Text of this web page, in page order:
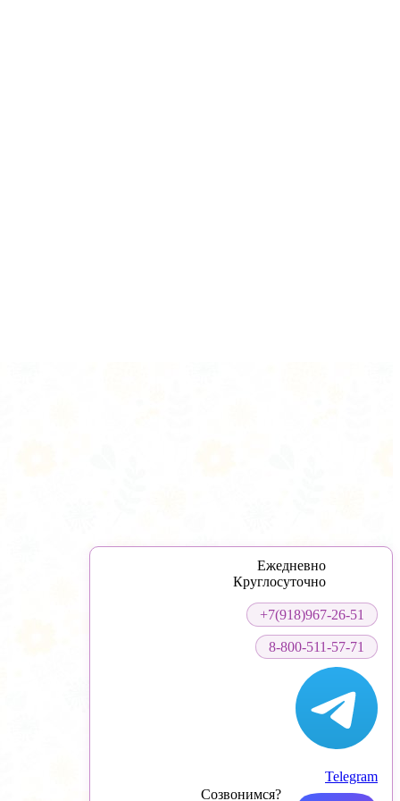
Ежедневно
Круглосуточно
+7(918)967-26-51
8-800-511-57-71
Созвонимся?
Telegram